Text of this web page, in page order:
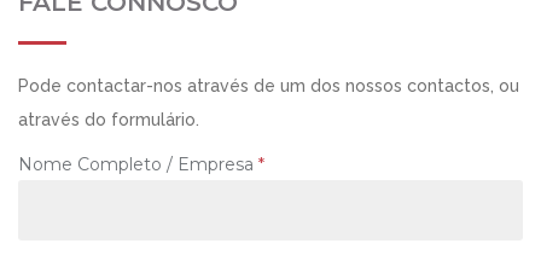
Pode contactar-nos através de um dos nossos contactos, ou
através do formulário.
Nome Completo / Empresa *